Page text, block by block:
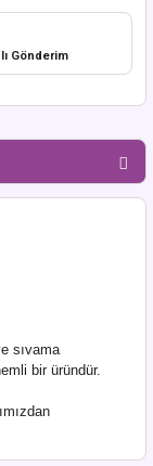
Gönderim
sıvama
bir üründür.